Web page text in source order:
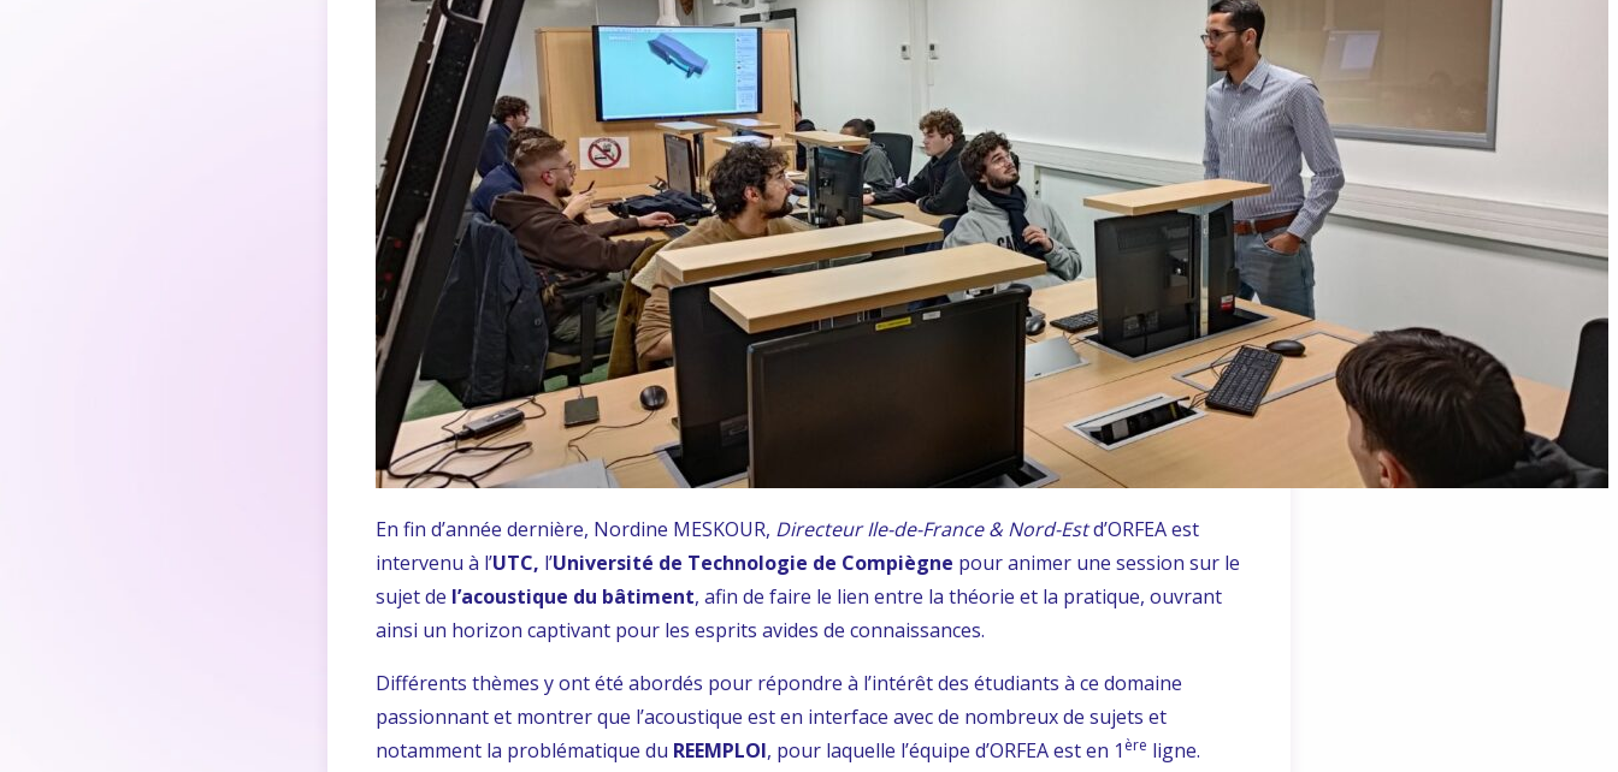
En fin d’année dernière, Nordine MESKOUR, Directeur Ile-de-France & Nord-Estd’ORFEA est
intervenu à l’UTC, l’Université de Technologie de Compiègne pour animer une session sur le
sujet de l’acoustique du bâtiment, afin de faire le lien entre la théorie et la pratique, ouvrant
ainsi un horizon captivant pour les esprits avides de connaissances.
Différents thèmes y ont été abordés pour répondre à l’intérêt des étudiants à ce domaine
passionnant et montrer que l’acoustique est en interface avec de nombreux de sujets et
notamment la problématique du REEMPLOI, pour laquelle l’équipe d’ORFEA est en 1 ère ligne.